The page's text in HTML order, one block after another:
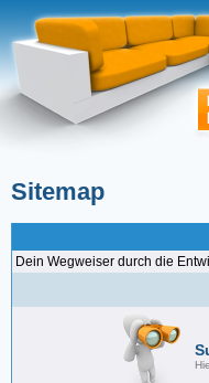
Sitemap
Dein Wegweiser durch die